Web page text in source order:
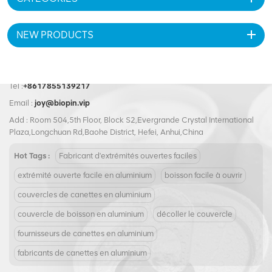
NEW PRODUCTS
Tel :+8617855139217
Email : joy@biopin.vip
Add : Room 504,5th Floor, Block S2,Evergrande Crystal International
Plaza,Longchuan Rd,Baohe District, Hefei, Anhui,China
Hot Tags : Fabricant d'extrémités ouvertes faciles
extrémité ouverte facile en aluminium boisson facile à ouvrir
couvercles de canettes en aluminium
couvercle de boisson en aluminium décoller le couvercle
fournisseurs de canettes en aluminium
fabricants de canettes en aluminium